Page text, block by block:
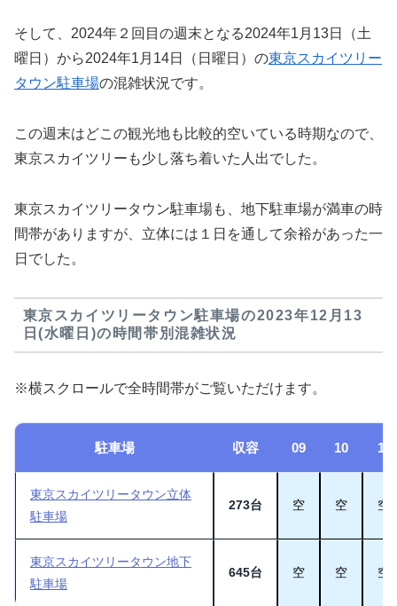
そして、2024年２回目の週末となる2024年1月13日（土
曜日）から2024年1月14日（日曜日）の東京スカイツリー
タウン駐車場の混雑状況です。
この週末はどこの観光地も比較的空いている時期なので、
東京スカイツリーも少し落ち着いた人出でした。
東京スカイツリータウン駐車場も、地下駐車場が満車の時
間帯がありますが、立体には１日を通して余裕があった一
日でした。
東京スカイツリータウン駐車場の2023年12月13
日(水曜日)の時間帯別混雑状況
※横スクロールで全時間帯がご覧いただけます。
駐車場 収容 09 10 11
東京スカイツリータウン立体
駐車場
273台 空 空 空
東京スカイツリータウン地下
駐車場
645台 空 空 空